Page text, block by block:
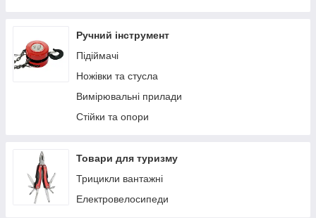
Ручний інструмент
Підіймачі
Ножівки та стусла
Вимірювальні прилади
Стійки та опори
Товари для туризму
Трицикли вантажні
Електровелосипеди